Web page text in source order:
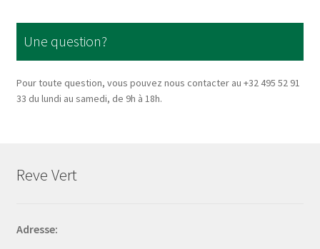
Une question?
Pour toute question, vous pouvez nous contacter au +32 495 52 91
33 du lundi au samedi, de 9h à 18h.
Reve Vert
Adresse: